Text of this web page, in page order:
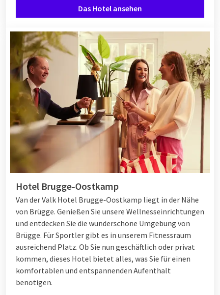
Das Hotel ansehen
Hotel Brugge-Oostkamp
Van der Valk Hotel Brugge-Oostkamp liegt in der Nähe
von Brügge. Genießen Sie unsere Wellnesseinrichtungen
und entdecken Sie die wunderschöne Umgebung von
Brügge. Für Sportler gibt es in unserem Fitnessraum
ausreichend Platz. Ob Sie nun geschäftlich oder privat
kommen, dieses Hotel bietet alles, was Sie für einen
komfortablen und entspannenden Aufenthalt
benötigen.